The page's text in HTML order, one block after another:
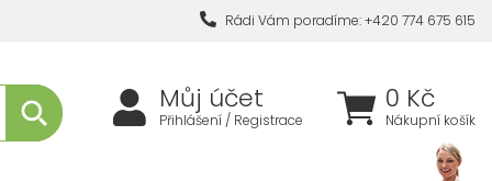
Rádi Vám poradíme: +420 774 675 615
0 Kč
Nákupní košík
Můj účet
Přihlášení / Registrace